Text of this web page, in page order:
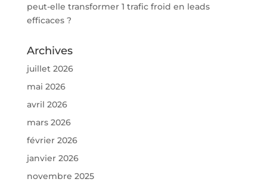
peut-elle transformer 1 trafic froid en leads
efficaces ?
Archives
juillet 2026
mai 2026
avril 2026
mars 2026
février 2026
janvier 2026
novembre 2025